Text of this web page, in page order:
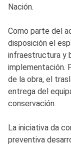
Nación.
Como parte del
disposición el
infraestructura y
implementación.
de la obra, el
entrega del
conservación.
La iniciativa da
preventiva